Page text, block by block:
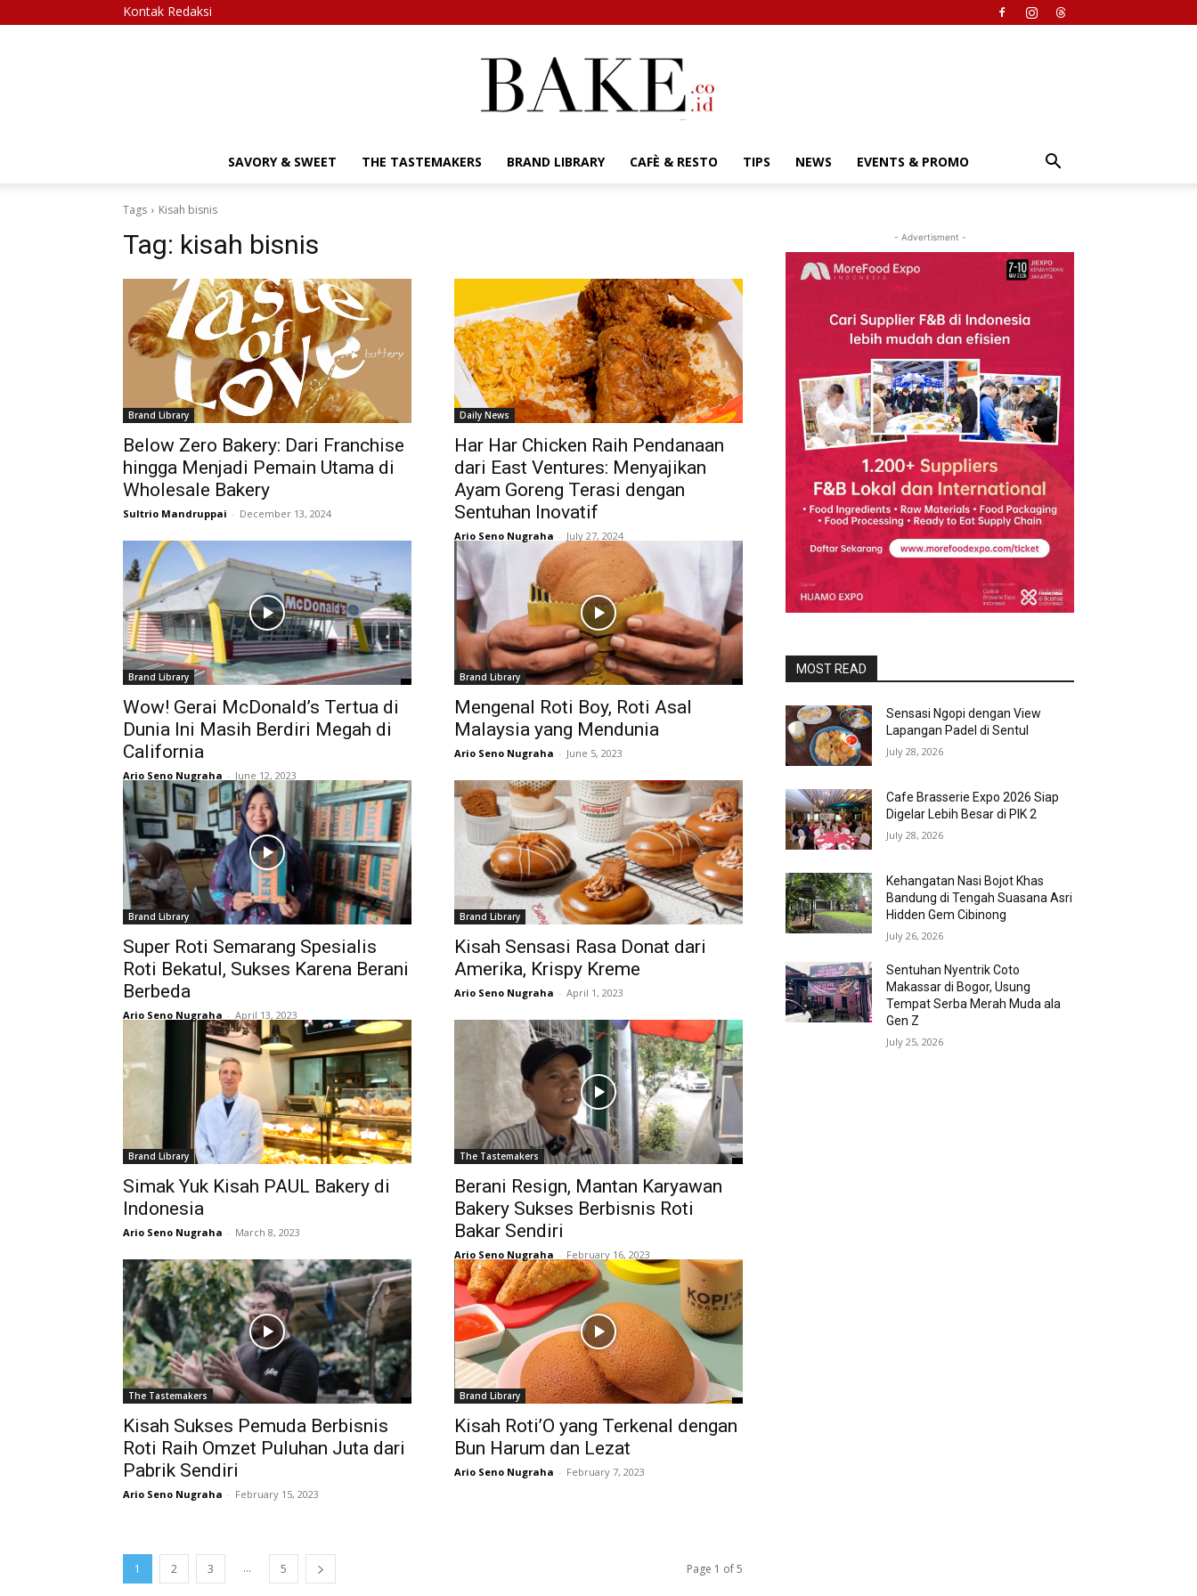
Kontak Redaksi
SAVORY & SWEET THE TASTEMAKERS BRAND LIBRARY CAFÈ & RESTO TIPS NEWS EVENTS & PROMO
Tags Kisah bisnis
Tag: kisah bisnis
Brand Library
Below Zero Bakery: Dari Franchise
hingga Menjadi Pemain Utama di
Wholesale Bakery
Sultrio Mandruppai - December 13, 2024
Daily News
Har Har Chicken Raih Pendanaan
dari East Ventures: Menyajikan
Ayam Goreng Terasi dengan
Sentuhan Inovatif
Ario Seno Nugraha - July 27, 2024
Brand Library
Wow! Gerai McDonald’s Tertua di
Dunia Ini Masih Berdiri Megah di
California
Ario Seno Nugraha - June 12, 2023
Brand Library
Mengenal Roti Boy, Roti Asal
Malaysia yang Mendunia
Ario Seno Nugraha - June 5, 2023
Brand Library
Super Roti Semarang Spesialis
Roti Bekatul, Sukses Karena Berani
Berbeda
Ario Seno Nugraha - April 13, 2023
Brand Library
Kisah Sensasi Rasa Donat dari
Amerika, Krispy Kreme
Ario Seno Nugraha - April 1, 2023
Brand Library
Simak Yuk Kisah PAUL Bakery di
Indonesia
Ario Seno Nugraha - March 8, 2023
The Tastemakers
Berani Resign, Mantan Karyawan
Bakery Sukses Berbisnis Roti
Bakar Sendiri
Ario Seno Nugraha - February 16, 2023
The Tastemakers
Kisah Sukses Pemuda Berbisnis
Roti Raih Omzet Puluhan Juta dari
Pabrik Sendiri
Ario Seno Nugraha - February 15, 2023
Brand Library
Kisah Roti’O yang Terkenal dengan
Bun Harum dan Lezat
Ario Seno Nugraha - February 7, 2023
1 2 3 ... 5 Page 1 of 5
- Advertisment -
MOST READ
Sensasi Ngopi dengan View
Lapangan Padel di Sentul
July 28, 2026
Cafe Brasserie Expo 2026 Siap
Digelar Lebih Besar di PIK 2
July 28, 2026
Kehangatan Nasi Bojot Khas
Bandung di Tengah Suasana Asri
Hidden Gem Cibinong
July 26, 2026
Sentuhan Nyentrik Coto
Makassar di Bogor, Usung
Tempat Serba Merah Muda ala
Gen Z
July 25, 2026